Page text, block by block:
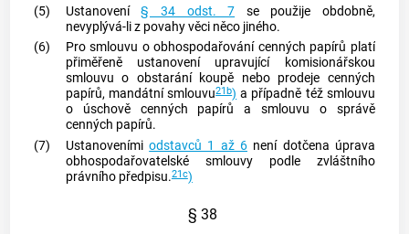
(5)
Ustanovení§ 34 odst. 7 se použije obdobně,
nevyplývá-li z povahy věci něco jiného.
(6)
Pro smlouvu o obhospodařování cenných papírů platí
přiměřeně ustanovení upravující komisionářskou
smlouvu o obstarání koupě nebo prodeje cenných
papírů, mandátní smlouvu21b) a případně též smlouvu
o úschově cenných papírů a smlouvu o správě
cenných papírů.
(7)
Ustanovenímiodstavců 1 až 6není dotčena úprava
obhospodařovatelské smlouvy podle zvláštního
právního předpisu.21c)
§ 38